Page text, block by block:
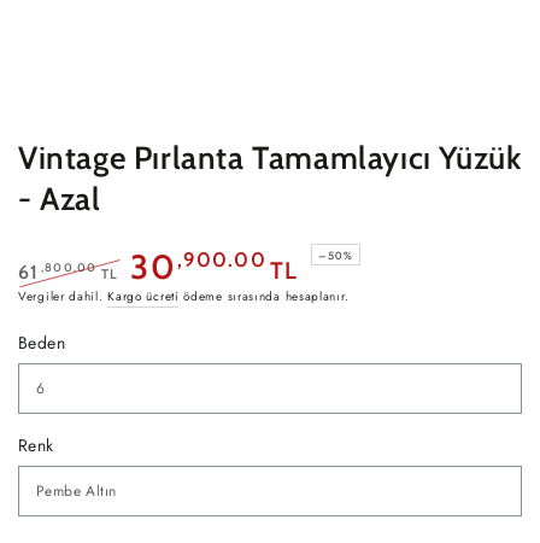
Vintage Pırlanta Tamamlayıcı Yüzük
- Azal
Normal
61 ,800.00 TL
Satış
30 ,900.00 TL
–50%
Vergiler dahil.Kargo ücreti ödeme sırasında hesaplanır.
Beden
Renk